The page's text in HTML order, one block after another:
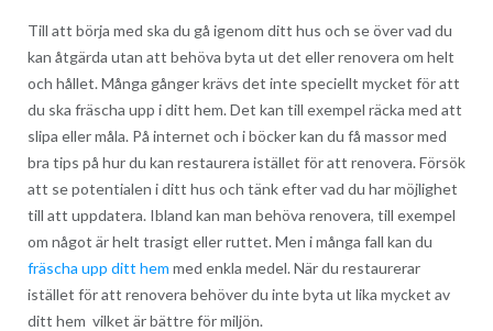
Till att börja med ska du gå igenom ditt hus och se över vad du
kan åtgärda utan att behöva byta ut det eller renovera om helt
och hållet. Många gånger krävs det inte speciellt mycket för att
du ska fräscha upp i ditt hem. Det kan till exempel räcka med att
slipa eller måla. På internet och i böcker kan du få massor med
bra tips på hur du kan restaurera istället för att renovera. Försök
att se potentialen i ditt hus och tänk efter vad du har möjlighet
till att uppdatera. Ibland kan man behöva renovera, till exempel
om något är helt trasigt eller ruttet. Men i många fall kan du
fräscha upp ditt hem med enkla medel. När du restaurerar
istället för att renovera behöver du inte byta ut lika mycket av
ditt hem vilket är bättre för miljön.